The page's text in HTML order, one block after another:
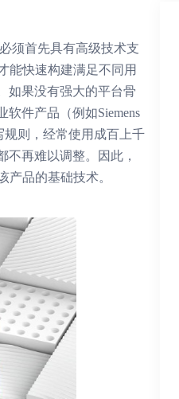
须首先具有高级技术支
能快速构建满足不同用
如果没有强大的平台骨
件产品（例如Siemens
规则，经常使用成百上千
再难以调整。因此，
品的基础技术。